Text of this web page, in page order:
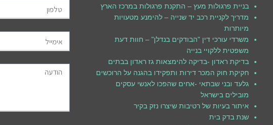
בניית פרגולות מעץ – התקנת פרגולות במרכז הארץ
מדריך לקניית רכב יד שנייה – להימנע מטעויות
מיותרות
משרדי עורכי דין "הבודקים בנדלן" – חוות דעת
משפטית ללקויי בנייה
בדיקת ראדון -בדיקה להימצאות גז ראדון בבתים
חקיקת חוק המכר דירות ותפקידו בהגנה על הרוכשים
גלעד ובני שבתאי -אחים שהפכו לאנשי עסקים
מובילים בישראל
איתור בעיות של רטיבות שיצרו נזק בקיר
שנת בדק בית